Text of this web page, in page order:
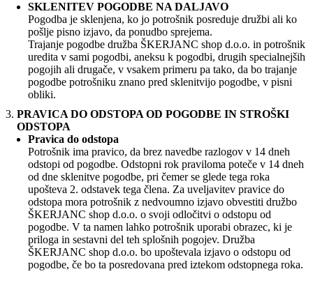
SKLENITEV POGODBE NA DALJAVO
Pogodba je sklenjena, ko jo potrošnik posreduje družbi ali ko
pošlje pisno izjavo, da ponudbo sprejema.
Trajanje pogodbe družba ŠKERJANC shop d.o.o. in potrošnik
uredita v sami pogodbi, aneksu k pogodbi, drugih specialnejših
pogojih ali drugače, v vsakem primeru pa tako, da bo trajanje
pogodbe potrošniku znano pred sklenitvijo pogodbe, v pisni
obliki.
PRAVICA DO ODSTOPA OD POGODBE IN STROŠKI
ODSTOPA
Pravica do odstopa
Potrošnik ima pravico, da brez navedbe razlogov v 14 dneh
odstopi od pogodbe. Odstopni rok praviloma poteče v 14 dneh
od dne sklenitve pogodbe, pri čemer se glede tega roka
upošteva 2. odstavek tega člena. Za uveljavitev pravice do
odstopa mora potrošnik z nedvoumno izjavo obvestiti družbo
ŠKERJANC shop d.o.o. o svoji odločitvi o odstopu od
pogodbe. V ta namen lahko potrošnik uporabi obrazec, ki je
priloga in sestavni del teh splošnih pogojev. Družba
ŠKERJANC shop d.o.o. bo upoštevala izjavo o odstopu od
pogodbe, če bo ta posredovana pred iztekom odstopnega roka.